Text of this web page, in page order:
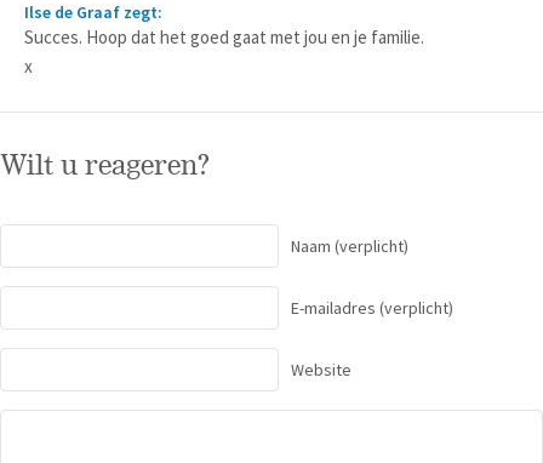
Ilse de Graaf zegt:
Succes. Hoop dat het goed gaat met jou en je familie.
x
Wilt u reageren?
Naam (verplicht)
E-mailadres (verplicht)
Website